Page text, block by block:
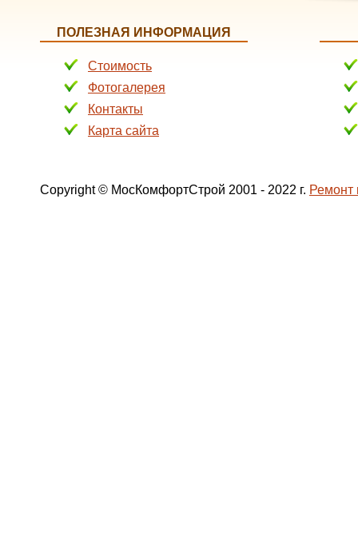
ПОЛЕЗНАЯ ИНФОРМАЦИЯ
Стоимость
Фотогалерея
Контакты
Карта сайта
Copyright © МосКомфортСтрой 2001 - 2022 г. Ремонт